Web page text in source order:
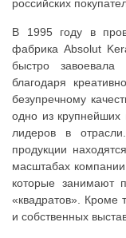
российских
В 1995 году в
фабрика Absolut
быстро
благодаря
безупречному
одно из крупнейших
лидеров в
продукции
масштабах
которые
«квадратов». Кроме
и собственных